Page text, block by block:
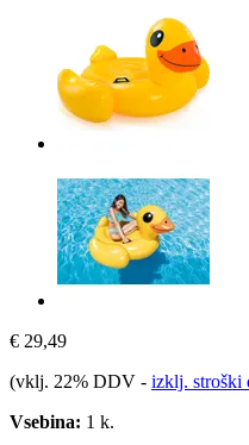
€ 29,49
(vklj. 22% DDV - izklj. stroški
Vsebina: 1 k.